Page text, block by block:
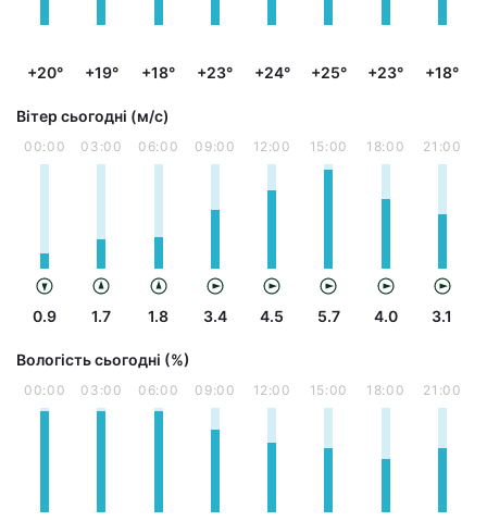
+20° +19° +18° +23° +24° +25° +23° +18°
Вітер сьогодні (м/с)
00:00
0.9
03:00
1.7
06:00
1.8
09:00
3.4
12:00
4.5
15:00
5.7
18:00
4.0
21:00
3.1
Вологість сьогодні (%)
00:00 03:00 06:00 09:00 12:00 15:00 18:00 21:00